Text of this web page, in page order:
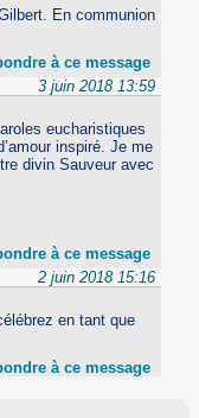
En communion
à ce message
3 juin 2018 13:59
eucharistiques
inspiré. Je me
divin Sauveur avec
à ce message
2 juin 2018 15:16
en tant que
à ce message